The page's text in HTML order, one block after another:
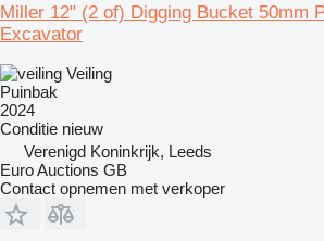
Miller 12" (2 of) Digging Bucket 50mm
Excavator
Veiling
Puinbak
2024
Conditie nieuw
Verenigd Koninkrijk, Leeds
Euro Auctions GB
Contact opnemen met verkoper